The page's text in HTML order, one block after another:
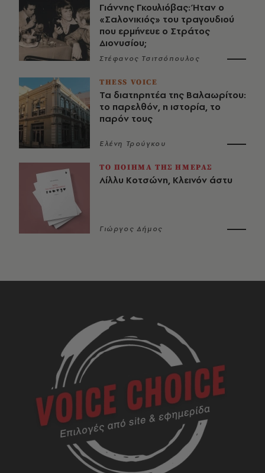
Γιάννης Γκουλιόβας: Ήταν ο
«Σαλονικιός» του τραγουδιού
που ερμήνευε ο Στράτος
Διονυσίου;
Στέφανος Τσιτσόπουλος
THESS VOICE
Τα διατηρητέα της Βαλαωρίτου:
το παρελθόν, η ιστορία, το
παρόν τους
Ελένη Τρούγκου
ΤΟ ΠΟΙΗΜΑ ΤΗΣ ΗΜΕΡΑΣ
Λίλλυ Κοτσώνη, Κλεινόν άστυ
Γιώργος Δήμος